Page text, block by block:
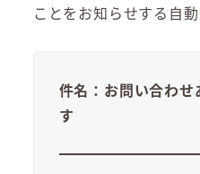
ことをお知らせする自動
件名：お問い合わ
す